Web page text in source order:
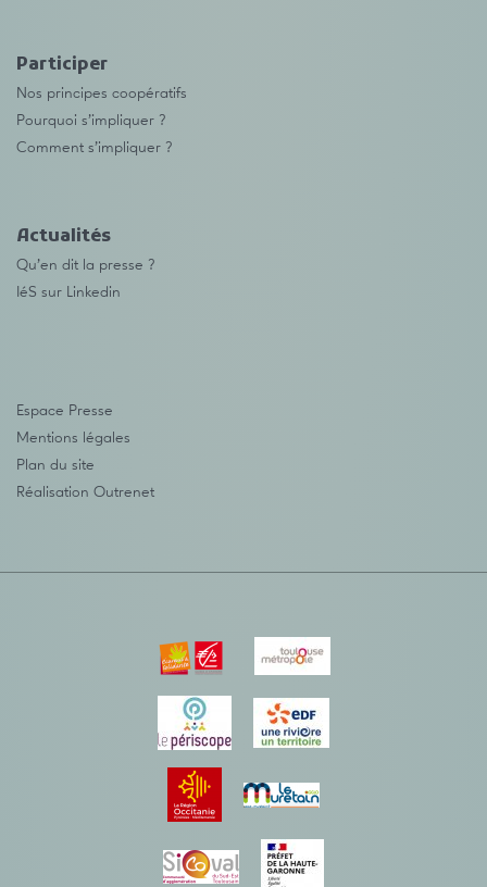
Participer
Nos principes coopératifs
Pourquoi s’impliquer ?
Comment s’impliquer ?
Actualités
Qu’en dit la presse ?
IéS sur Linkedin
Espace Presse
Mentions légales
Plan du site
Réalisation Outrenet